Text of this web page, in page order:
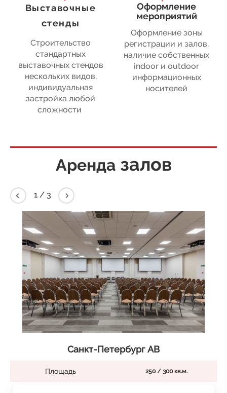
Выставочные
стенды
Строительство
стандартных
выставочных стендов
нескольких видов,
индивидуальная
застройка любой
сложности
Оформление
мероприятий
Оформление зоны
регистрации и залов,
наличие собственных
indoor и outdoor
информационных
носителей
Аренда залов
2 /3
Санкт-Петербург АВ
Площадь 250 / 300 кв.м.